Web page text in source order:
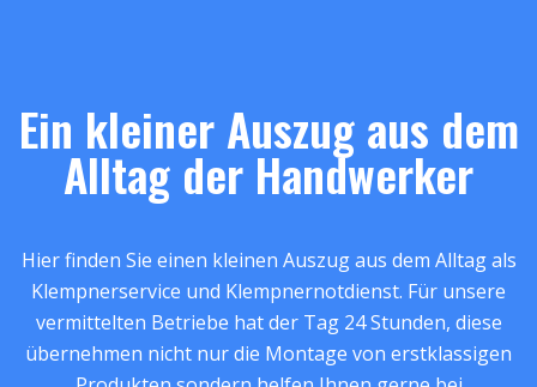
Ein kleiner Auszug aus dem
Alltag der Handwerker
Hier finden Sie einen kleinen Auszug aus dem Alltag als
Klempnerservice und Klempnernotdienst. Für unsere
vermittelten Betriebe hat der Tag 24 Stunden, diese
übernehmen nicht nur die Montage von erstklassigen